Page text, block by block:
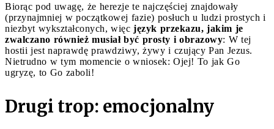
Biorąc pod uwagę, że herezje te najczęściej znajdowały
(przynajmniej w początkowej fazie) posłuch u ludzi prostych i
niezbyt wykształconych, więc język przekazu, jakim je
zwalczano również musiał być prosty i obrazowy: W tej
hostii jest naprawdę prawdziwy, żywy i czujący Pan Jezus.
Nietrudno w tym momencie o wniosek: Ojej! To jak Go
ugryzę, to Go zaboli!
Drugi trop: emocjonalny